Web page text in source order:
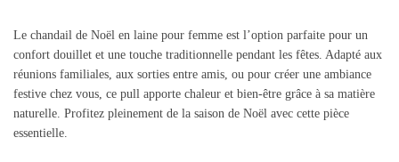
Le chandail de Noël en laine pour femme est l’option parfaite pour un
confort douillet et une touche traditionnelle pendant les fêtes. Adapté aux
réunions familiales, aux sorties entre amis, ou pour créer une ambiance
festive chez vous, ce pull apporte chaleur et bien-être grâce à sa matière
naturelle. Profitez pleinement de la saison de Noël avec cette pièce
essentielle.